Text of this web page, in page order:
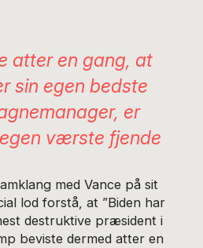
atter en gang, at
sin egen bedste
er
værste fjende
med Vance på sit
lod forstå, at ”Biden har
destruktive præsident i
beviste dermed atter en